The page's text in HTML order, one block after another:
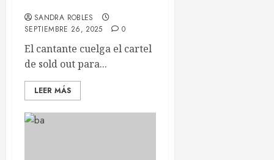
SANDRA ROBLES
SEPTIEMBRE 26, 2025
0
El cantante cuelga el cartel
de sold out para...
LEER MÁS